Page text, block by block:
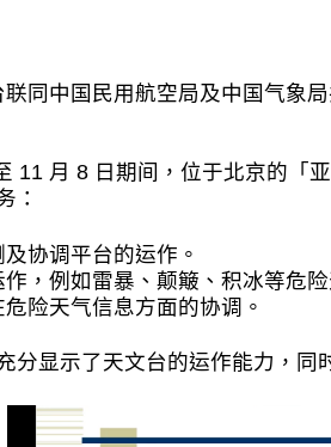
同中国民用航空局及中国气象
11 月 8 日期间，位于北京的「
：
协调平台的运作。
，例如雷暴、颠簸、积冰等危
险天气信息方面的协调。
分显示了天文台的运作能力，